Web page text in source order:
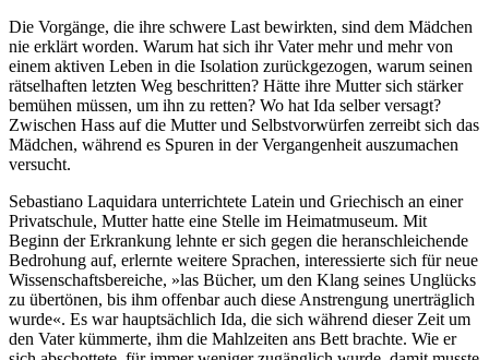
Die Vorgänge, die ihre schwere Last bewirkten, sind dem Mädchen
nie erklärt worden. Warum hat sich ihr Vater mehr und mehr von
einem aktiven Leben in die Isolation zurück­gezogen, warum seinen
rätsel­haften letzten Weg beschrit­ten? Hätte ihre Mutter sich stärker
bemühen müssen, um ihn zu retten? Wo hat Ida selber versagt?
Zwischen Hass auf die Mutter und Selbst­vorwürfen zerreibt sich das
Mädchen, während es Spuren in der Vergan­genheit auszu­machen
versucht.
Sebastiano Laquidara unterrichtete Latein und Griechisch an einer
Privat­schule, Mutter hatte eine Stelle im Heimat­museum. Mit
Beginn der Erkran­kung lehnte er sich gegen die heran­schlei­chende
Bedrohung auf, erlernte weitere Sprachen, interes­sierte sich für neue
Wissen­schafts­bereiche, »las Bücher, um den Klang seines Unglücks
zu übertönen, bis ihm offenbar auch diese Anstren­gung uner­träglich
wurde«. Es war haupt­sächlich Ida, die sich während dieser Zeit um
den Vater kümmerte, ihm die Mahl­zeiten ans Bett brachte. Wie er